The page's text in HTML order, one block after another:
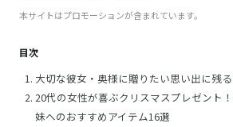
本サイトはプロモーションが含まれています。
目次
大切な彼女・奥様に贈りたい思い出に残
20代の女性が喜ぶクリスマスプレゼント
妹へのおすすめアイテム16選